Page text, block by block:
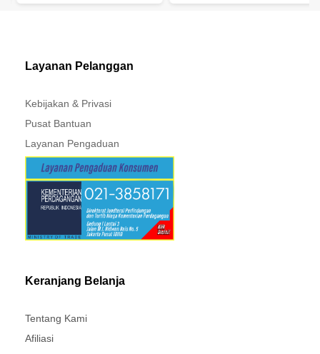
Layanan Pelanggan
Kebijakan & Privasi
Pusat Bantuan
Layanan Pengaduan
Keranjang Belanja
Tentang Kami
Afiliasi